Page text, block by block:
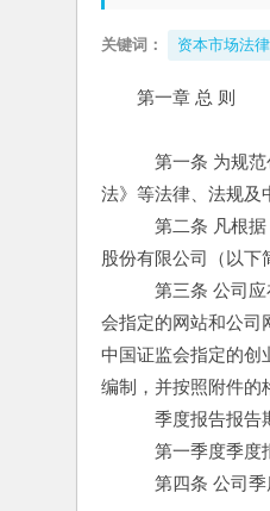
关键词： 资本市场法
第一章 总 则
第一条 为规范创
法》等法律、法规及
第二条 凡根据《
股份有限公司（以下
第三条 公司应在
会指定的网站和公司
中国证监会指定的创
编制，并按照附件的
季度报告报告期
第一季度季度报告
第四条 公司季度